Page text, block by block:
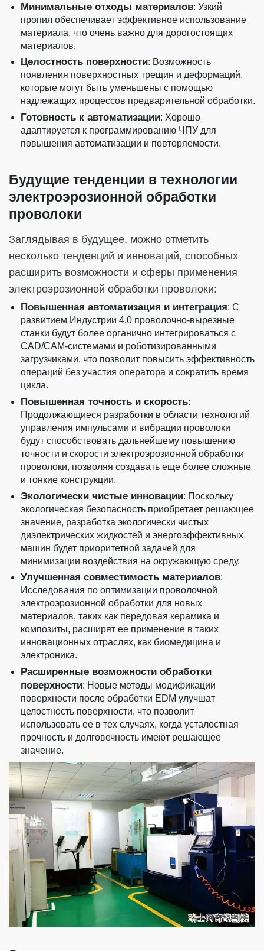
Минимальные отходы материалов: Узкий
пропил обеспечивает эффективное использование
материала, что очень важно для дорогостоящих
материалов.
Целостность поверхности: Возможность
появления поверхностных трещин и деформаций,
которые могут быть уменьшены с помощью
надлежащих процессов предварительной обработки.
Готовность к автоматизации: Хорошо
адаптируется к программированию ЧПУ для
повышения автоматизации и повторяемости.
Будущие тенденции в технологии
электроэрозионной обработки
проволоки
Заглядывая в будущее, можно отметить
несколько тенденций и инноваций, способных
расширить возможности и сферы применения
электроэрозионной обработки проволоки:
Повышенная автоматизация и интеграция: С
развитием Индустрии 4.0 проволочно-вырезные
станки будут более органично интегрироваться с
CAD/CAM-системами и роботизированными
загрузчиками, что позволит повысить эффективность
операций без участия оператора и сократить время
цикла.
Повышенная точность и скорость:
Продолжающиеся разработки в области технологий
управления импульсами и вибрации проволоки
будут способствовать дальнейшему повышению
точности и скорости электроэрозионной обработки
проволоки, позволяя создавать еще более сложные
и тонкие конструкции.
Экологически чистые инновации: Поскольку
экологическая безопасность приобретает решающее
значение, разработка экологически чистых
диэлектрических жидкостей и энергоэффективных
машин будет приоритетной задачей для
минимизации воздействия на окружающую среду.
Улучшенная совместимость материалов:
Исследования по оптимизации проволочной
электроэрозионной обработки для новых
материалов, таких как передовая керамика и
композиты, расширят ее применение в таких
инновационных отраслях, как биомедицина и
электроника.
Расширенные возможности обработки
поверхности: Новые методы модификации
поверхности после обработки EDM улучшат
целостность поверхности, что позволит
использовать ее в тех случаях, когда усталостная
прочность и долговечность имеют решающее
значение.